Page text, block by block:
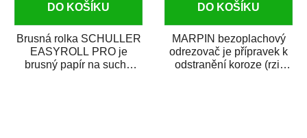
DO KOŠÍKU
Brusná rolka SCHULLER
EASYROLL PRO je
brusný papír na suché
DO KOŠÍKU
MARPIN bezoplachový
odrezovač je přípravek k
odstranění koroze (rzi)